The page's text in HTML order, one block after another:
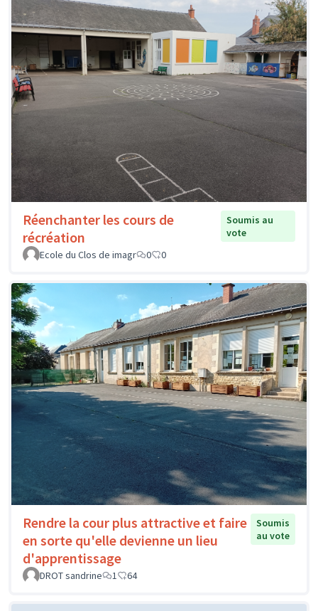
Réenchanter les cours de
récréation
Soumis au
vote
Ecole du Clos de imagr
0 0
Rendre la cour plus attractive et faire
en sorte qu'elle devienne un lieu
d'apprentissage
Soumis
au vote
DROT sandrine 1 64